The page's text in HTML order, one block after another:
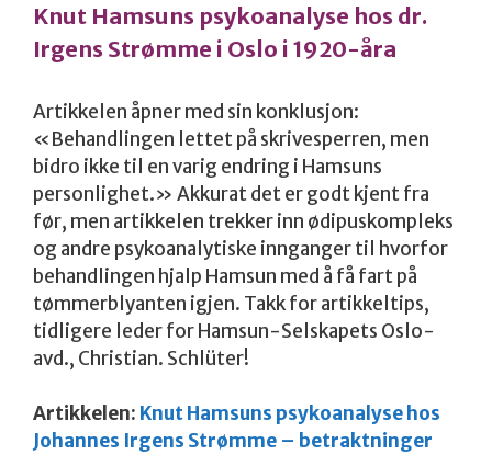
Knut Hamsuns psykoanalyse hos dr.
Irgens Strømme i Oslo i 1920-åra
Artikkelen åpner med sin konklusjon:
«Behandlingen lettet på skrivesperren, men
bidro ikke til en varig endring i Hamsuns
personlighet.» Akkurat det er godt kjent fra
før, men artikkelen trekker inn ødipuskompleks
og andre psykoanalytiske innganger til hvorfor
behandlingen hjalp Hamsun med å få fart på
tømmerblyanten igjen. Takk for artikkeltips,
tidligere leder for Hamsun-Selskapets Oslo-
avd., Christian. Schlüter!
Artikkelen: Knut Hamsuns psykoanalyse hos
Johannes Irgens Strømme – betraktninger